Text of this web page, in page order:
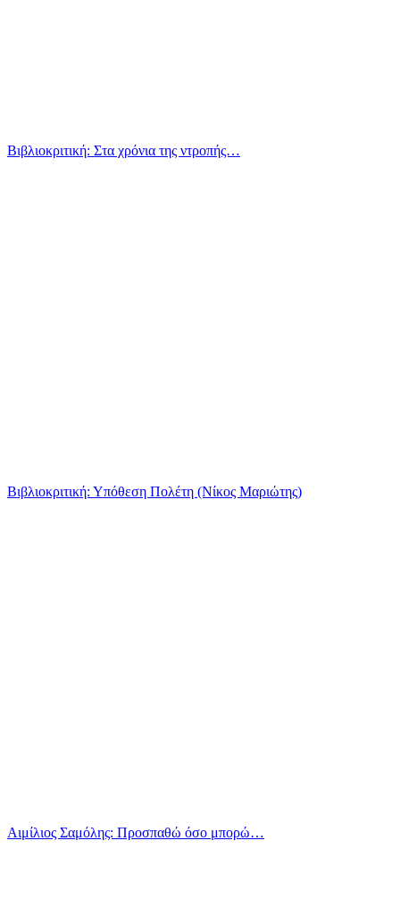
Βιβλιοκριτική: Στα χρόνια της ντροπής…
Βιβλιοκριτική: Υπόθεση Πολέτη (Νίκος Μαριώτης)
Αιμίλιος Σαμόλης: Προσπαθώ όσο μπορώ…